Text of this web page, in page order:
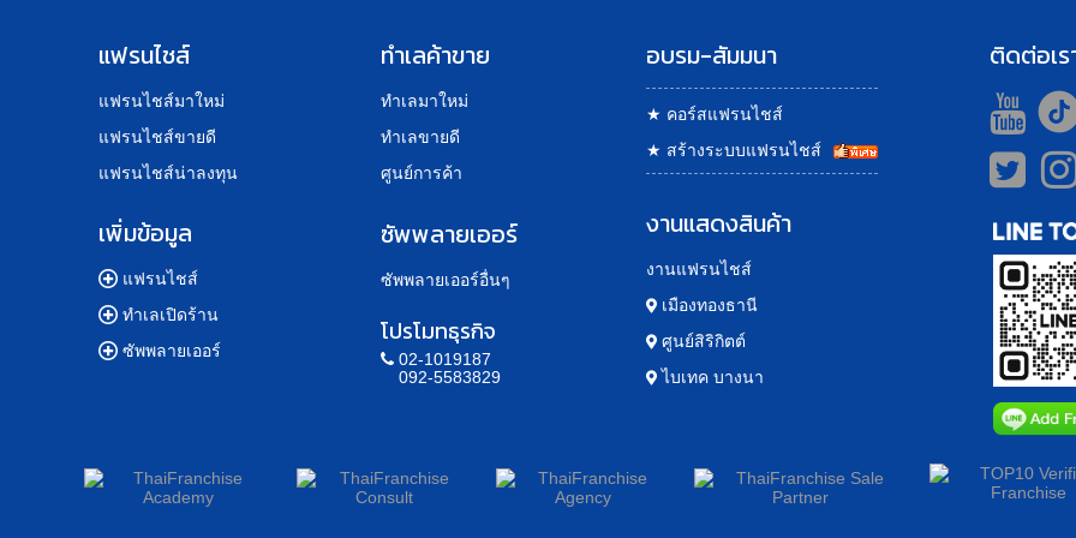
แฟรนไชส์
แฟรนไชส์มาใหม่
แฟรนไชส์ขายดี
แฟรนไชส์น่าลงทุน
เพิ่มข้อมูล
แฟรนไชส์
ทำเลเปิดร้าน
ซัพพลายเออร์
ทำเลค้าขาย
ทำเลมาใหม่
ทำเลขายดี
ศูนย์การค้า
ซัพพลายเออร์
ซัพพลายเออร์อื่นๆ
โปรโมทธุรกิจ
02-1019187
092-5583829
อบรม-สัมมนา
★ คอร์สแฟรนไชส์
★ สร้างระบบแฟรนไชส์
งานแสดงสินค้า
งานแฟรนไชส์
เมืองทองธานี
ศูนย์สิริกิตต์
ไบเทค บางนา
ติดต่อเร